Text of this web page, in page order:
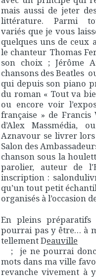
mais aussi de jeter
littérature. Parmi
variés que je vous
quelques uns de ceux
le chanteur Thomas
son choix ; Jérôme
chansons des Beatles
qui depuis son piano
du roman « Tout va
ou encore voir
française » de Francis
d’Alex Massmédia,
Aznavour se livrer
Salon des
chanson sous la
parolier, auteur de
inscription :
qu’un tout petit
organisés à l’occasion
En pleins préparatifs
pourrai pas y être… à
tellement Deauville
; je ne pourrai donc
mots dans ma ville
revanche vivement à